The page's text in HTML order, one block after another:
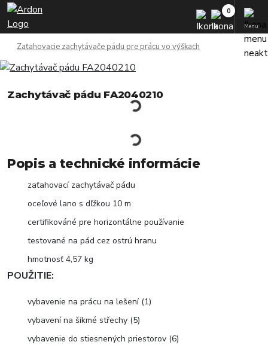
Menu
Zaťahovacie zachytávače pádu pre prácu vo výškach
Zachytávač pádu FA2040210
Popis a technické informácie
zaťahovací zachytávač pádu
oceľové lano s dľžkou 10 m
certifikováné pre horizontálne používanie
testované na pád cez ostrú hranu
hmotnosť 4,57 kg
POUŽITIE:
vybavenie na prácu na lešení (1)
vybavení na šikmé střechy (5)
vybavenie do stiesnených priestorov (6)